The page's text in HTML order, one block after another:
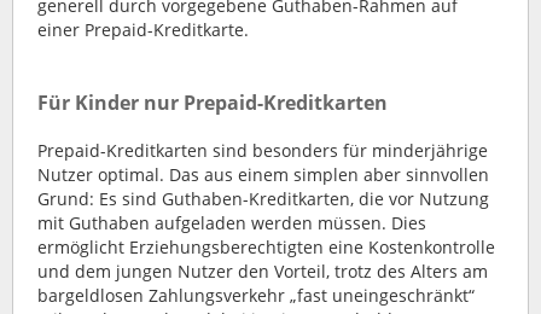
generell durch vorgegebene Guthaben-Rahmen auf
einer Prepaid-Kreditkarte.
Für Kinder nur Prepaid-Kreditkarten
Prepaid-Kreditkarten sind besonders für minderjährige
Nutzer optimal. Das aus einem simplen aber sinnvollen
Grund: Es sind Guthaben-Kreditkarten, die vor Nutzung
mit Guthaben aufgeladen werden müssen. Dies
ermöglicht Erziehungsberechtigten eine Kostenkontrolle
und dem jungen Nutzer den Vorteil, trotz des Alters am
bargeldlosen Zahlungsverkehr „fast uneingeschränkt“